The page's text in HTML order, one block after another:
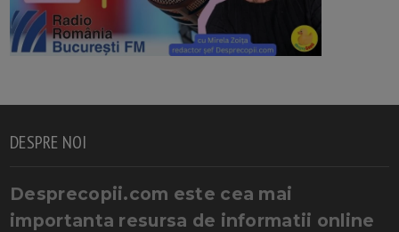
DESPRE NOI
Desprecopii.com este cea mai
importanta resursa de informatii online